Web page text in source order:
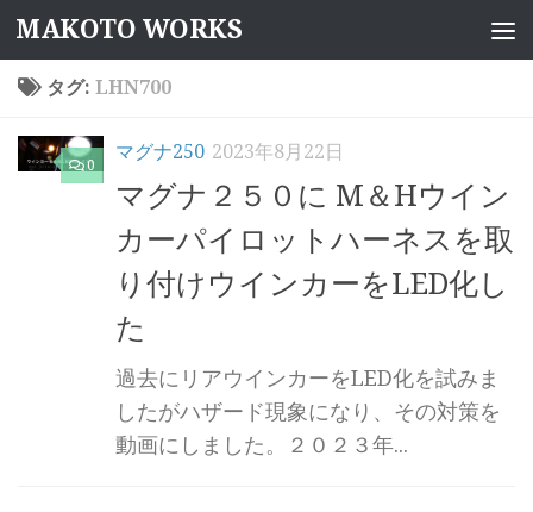
コンテンツへスキップ
MAKOTO WORKS
タグ: LHN700
0
マグナ250 2023年8月22日
マグナ２５０に M＆Hウイン
カーパイロットハーネスを取
り付けウインカーをLED化し
た
過去にリアウインカーをLED化を試みま
したがハザード現象になり、その対策を
動画にしました。２０２３年...